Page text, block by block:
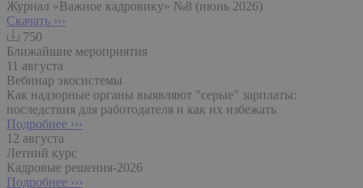
Журнал «Важное кадровику» №8 (июнь 2026)
Скачать ›››
750
Ближайшие мероприятия
11 августа
Вебинар экосистемы
Как надзорные органы выявляют "серые" зарплаты:
последствия для работодателя и как их избежать
Подробнее ›››
12 августа
Летний курс
Кадровые решения-2026
Подробнее ›››